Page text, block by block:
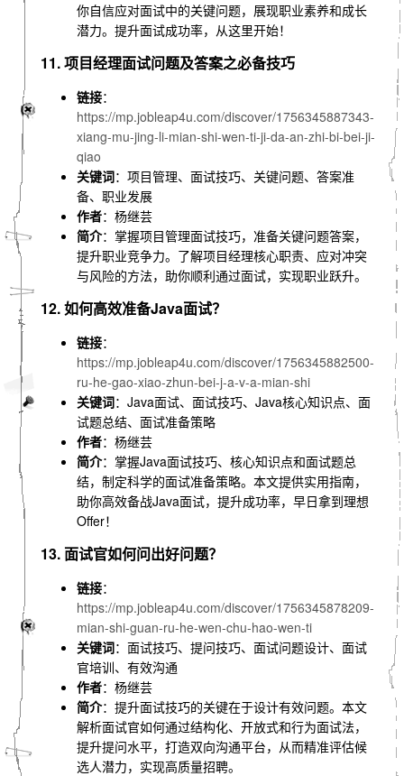
你自信应对面试中的关键问题，展现职业素养和成长
潜力。提升面试成功率，从这里开始！
11. 项目经理面试问题及答案之必备技巧
链接：
https://mp.jobleap4u.com/discover/1756345887343-
xiang-mu-jing-li-mian-shi-wen-ti-ji-da-an-zhi-bi-bei-ji-
qiao
关键词：项目管理、面试技巧、关键问题、答案准
备、职业发展
作者：杨继芸
简介：掌握项目管理面试技巧，准备关键问题答案，
提升职业竞争力。了解项目经理核心职责、应对冲突
与风险的方法，助你顺利通过面试，实现职业跃升。
12. 如何高效准备Java面试？
链接：
https://mp.jobleap4u.com/discover/1756345882500-
ru-he-gao-xiao-zhun-bei-j-a-v-a-mian-shi
关键词：Java面试、面试技巧、Java核心知识点、面
试题总结、面试准备策略
作者：杨继芸
简介：掌握Java面试技巧、核心知识点和面试题总
结，制定科学的面试准备策略。本文提供实用指南，
助你高效备战Java面试，提升成功率，早日拿到理想
Offer！
13. 面试官如何问出好问题？
链接：
https://mp.jobleap4u.com/discover/1756345878209-
mian-shi-guan-ru-he-wen-chu-hao-wen-ti
关键词：面试技巧、提问技巧、面试问题设计、面试
官培训、有效沟通
作者：杨继芸
简介：提升面试技巧的关键在于设计有效问题。本文
解析面试官如何通过结构化、开放式和行为面试法，
提升提问水平，打造双向沟通平台，从而精准评估候
选人潜力，实现高质量招聘。